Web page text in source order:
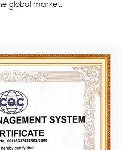
global market.